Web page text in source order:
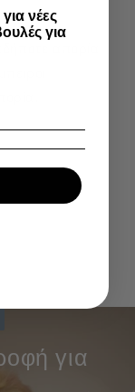
απορία
για
νέες
για